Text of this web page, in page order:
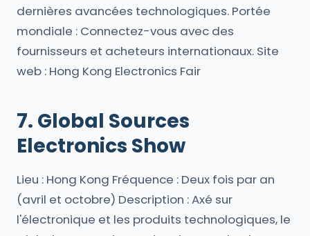
dernières avancées technologiques. Portée
mondiale : Connectez-vous avec des
fournisseurs et acheteurs internationaux. Site
web : Hong Kong Electronics Fair
7. Global Sources
Electronics Show
Lieu : Hong Kong Fréquence : Deux fois par an
(avril et octobre) Description : Axé sur
l'électronique et les produits technologiques, le